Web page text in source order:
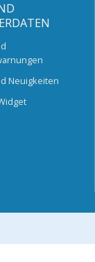
Neuigkeiten